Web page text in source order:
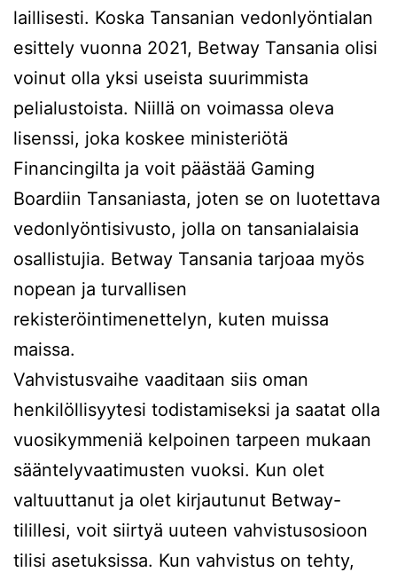
laillisesti. Koska Tansanian vedonlyöntialan
esittely vuonna 2021, Betway Tansania olisi
voinut olla yksi useista suurimmista
pelialustoista. Niillä on voimassa oleva
lisenssi, joka koskee ministeriötä
Financingilta ja voit päästää Gaming
Boardiin Tansaniasta, joten se on luotettava
vedonlyöntisivusto, jolla on tansanialaisia ​​
osallistujia. Betway Tansania tarjoaa myös
nopean ja turvallisen
rekisteröintimenettelyn, kuten muissa
maissa.
Vahvistusvaihe vaaditaan siis oman
henkilöllisyytesi todistamiseksi ja saatat olla
vuosikymmeniä kelpoinen tarpeen mukaan
sääntelyvaatimusten vuoksi. Kun olet
valtuuttanut ja olet kirjautunut Betway-
tilillesi, voit siirtyä uuteen vahvistusosioon
tilisi asetuksissa. Kun vahvistus on tehty,